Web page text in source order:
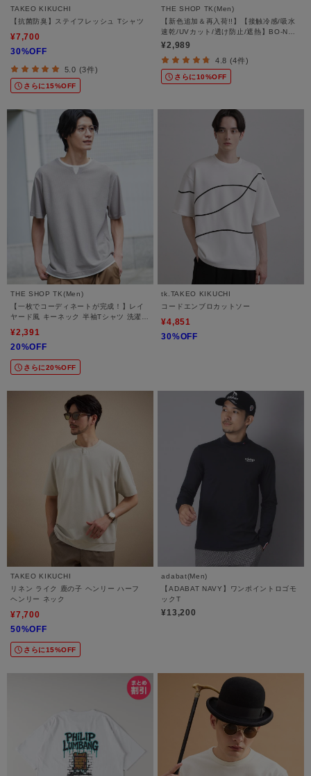
TAKEO KIKUCHI
【抗菌防臭】ステイフレッシュ Tシャツ
¥7,700
30%OFF
5.0 (3件)
さらに15%OFF
THE SHOP TK(Men)
【新色追加＆再入荷!!】【接触冷感/吸水
速乾/UVカット/透け防止/遮熱】BO-NO
TEE/ボーノTシャツ
¥2,989
4.8 (4件)
さらに10%OFF
THE SHOP TK(Men)
【一枚でコーディネートが完成！】レイ
ヤード風 キーネック 半袖Tシャツ 洗濯機
OK
¥2,391
20%OFF
さらに20%OFF
tk.TAKEO KIKUCHI
コードエンブロカットソー
¥4,851
30%OFF
TAKEO KIKUCHI
リネン ライク 鹿の子 ヘンリー ハーフ
ヘンリー ネック
¥7,700
50%OFF
さらに15%OFF
adabat(Men)
【ADABAT NAVY】ワンポイントロゴモ
ックT
¥13,200